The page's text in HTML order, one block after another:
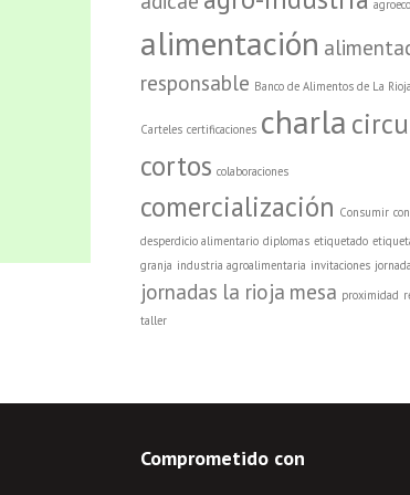
alimentación
responsable Banco de Alimentos de La Rioja
Carteles certificaciones charla
cortos colaboraciones
comercialización Consumir
desperdicio alimentario diplomas etiquetado
granja industria agroalimentaria invitaciones jornada
jornadas la rioja mesa proximidad
taller
Comprometido con